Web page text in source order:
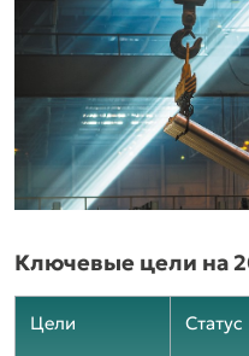
Ключевые цели на
Цели Статус